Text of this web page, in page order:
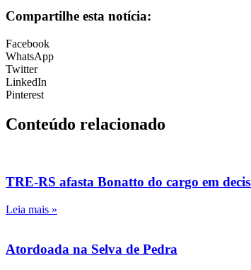
Compartilhe esta notícia:
Facebook
WhatsApp
Twitter
LinkedIn
Pinterest
Conteúdo relacionado
TRE-RS afasta Bonatto do cargo em
Leia mais »
Atordoada na Selva de Pedra